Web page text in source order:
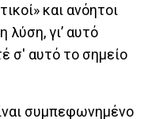
και ανόητοι
λύση, γι’ αυτό
σ' αυτό το σημείο
συμπεφωνημένο